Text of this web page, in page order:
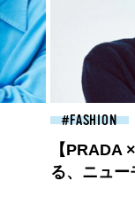
FASHION
ロエベの
コントラス